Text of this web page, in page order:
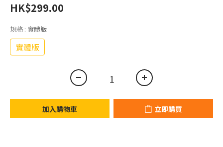
HK$299.00
規格 : 實體版
實體版
加入購物車 立即購買